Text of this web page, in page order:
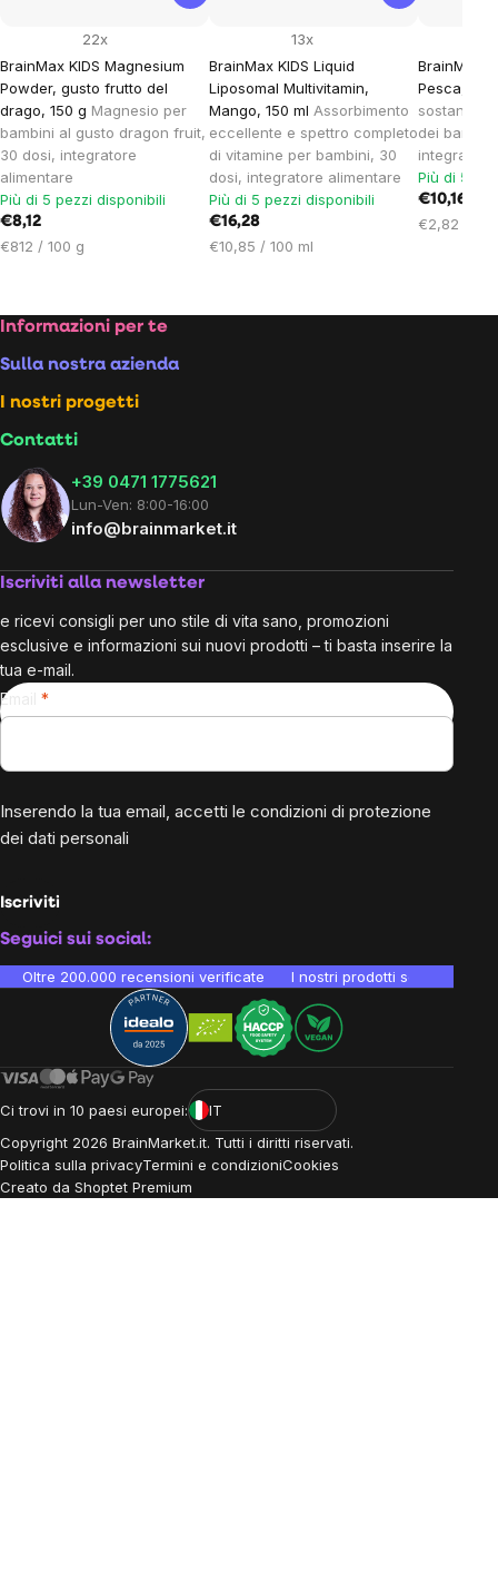
BrainMax KIDS Magnesium
Powder, gusto frutto del
drago, 150 g Magnesio per
bambini al gusto dragon fruit,
30 dosi, integratore
alimentare
22x
Più di 5 pezzi disponibili
€8,12
Prezzo
€812 / 100 g
BrainMax KIDS Liquid
Liposomal Multivitamin,
Mango, 150 ml Assorbimento
eccellente e spettro completo
di vitamine per bambini, 30
dosi, integratore alimentare
13x
Più di 5 pezzi disponibili
€16,28
Prezzo
€10,85 / 100 ml
BrainMax
Pesca,
sostanze
dei
Più di 5
€10,16
Prezzo
€2,82 /
Footer
Informazioni per te
Sulla nostra azienda
I nostri progetti
Contatti
+39 0471 1775621
Lun-Ven: 8:00-16:00
info@brainmarket.it
Iscriviti alla newsletter
e ricevi consigli per uno stile di vita sano, promozioni
esclusive e informazioni sui nuovi prodotti – ti basta inserire la
tua e-mail.
Email
Inserendo la tua email, accetti le condizioni di protezione
dei dati personali
Iscriviti
Seguici sui social:
Oltre 200.000 recensioni verificate I nostri prodotti sono testati
Ci trovi in 10 paesi europei:
IT
Copyright 2026 BrainMarket.it. Tutti i diritti riservati.
Politica sulla privacyTermini e condizioniCookies
Creato da Shoptet Premium